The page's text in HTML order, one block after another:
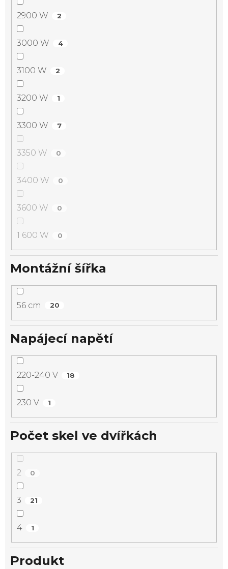
2900 W 2
3000 W 4
3100 W 2
3200 W 1
3300 W 7
3350 W 0
3400 W 0
3600 W 0
1 600 W 0
Montážní šířka
56 cm 20
Napájecí napětí
220-240 V 18
230 V 1
Počet skel ve dvířkách
2 0
3 21
4 1
Produkt